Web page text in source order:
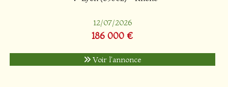
12/07/2026
186 000 €
Voir l'annonce